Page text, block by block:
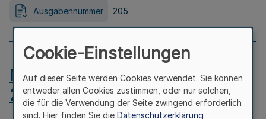
Ausgabennummer 205
MB.NRW 2026 Nr. 204 vom
24.07.2026
Cookie-Einstellungen
Auf dieser Seite werden Cookies verwendet. Sie können
entweder allen Cookies zustimmen, oder nur solchen,
die für die Verwendung der Seite zwingend erforderlich
sind. Hier finden Sie die Datenschutzerklärung